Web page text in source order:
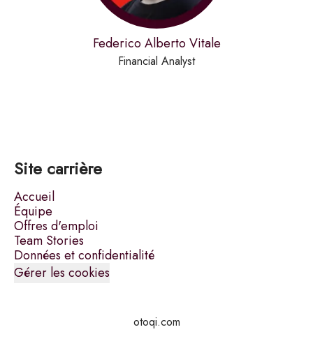
Federico Alberto Vitale
Financial Analyst
Site carrière
Accueil
Équipe
Offres d'emploi
Team Stories
Données et confidentialité
Gérer les cookies
otoqi.com